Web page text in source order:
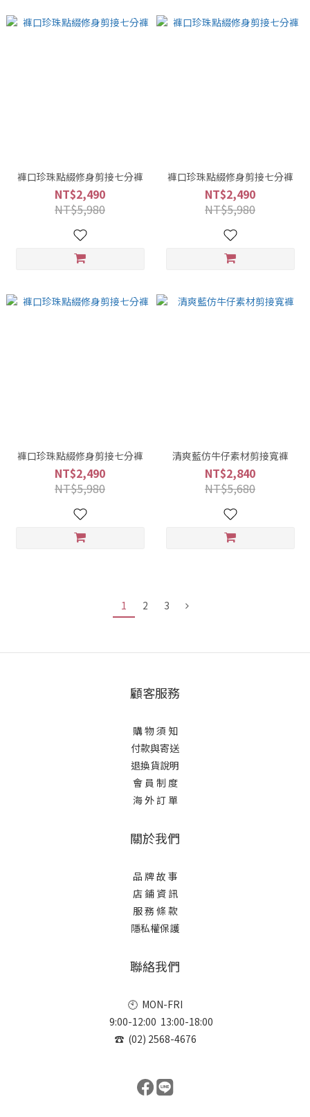
褲口珍珠點綴修身剪接七分褲
NT$2,490
NT$5,980
褲口珍珠點綴修身剪接七分褲
NT$2,490
NT$5,980
褲口珍珠點綴修身剪接七分褲
NT$2,490
NT$5,980
清爽藍仿牛仔素材剪接寬褲
NT$2,840
NT$5,680
1 2 3
顧客服務
購 物 須 知
付款與寄送
退換貨說明
會 員 制 度
海 外 訂 單
關於我們
品 牌 故 事
店 鋪 資 訊
服 務 條 款
隱私權保護
聯絡我們
🕙 MON-FRI
9:00-12:00 13:00-18:00
☎ (02) 2568-4676